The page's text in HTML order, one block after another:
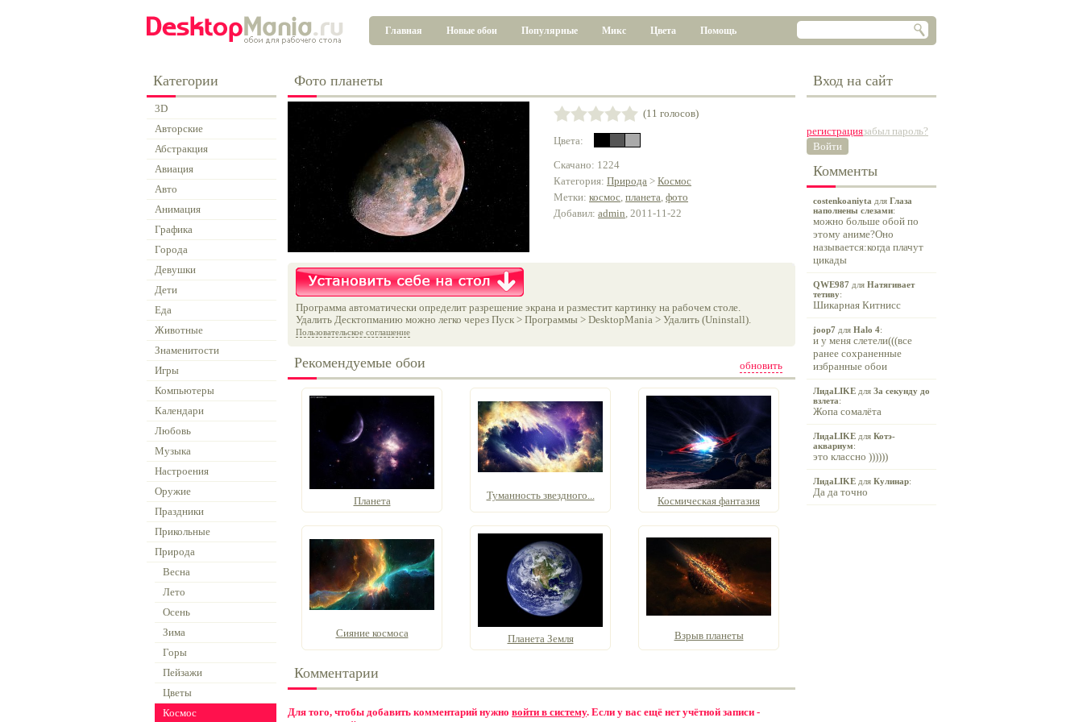
Главная Новые обои Популярные Микс Цвета Помощь
Категории
3D
Авторские
Абстракция
Авиация
Авто
Анимация
Графика
Города
Девушки
Дети
Еда
Животные
Знаменитости
Игры
Компьютеры
Календари
Любовь
Музыка
Настроения
Оружие
Праздники
Прикольные
Природа
Весна
Лето
Осень
Зима
Горы
Пейзажи
Цветы
Космос
Фото планеты
(11 голосов)
Цвета:
Скачано: 1224
Категория: Природа > Космос
Метки: космос, планета, фото
Добавил: admin, 2011-11-22
Программа автоматически определит разрешение экрана и разместит картинку на рабочем столе.
Удалить Десктопманию можно легко через Пуск > Программы > DesktopMania > Удалить (Uninstall).
Пользовательское соглашение
обновить
Рекомендуемые обои
Планета Туманность звездного... Космическая фантазия
Сияние космоса Планета Земля Взрыв планеты
Комментарии
Для того, чтобы добавить комментарий нужно войти в систему. Если у вас ещё нет учётной записи -
Вход на сайт
регистрациязабыл пароль?
Войти
Комменты
costenkoaniyta для Глаза
наполнены слезами:
можно больше обой по
этому аниме?Оно
называется:когда плачут
цикады
QWE987 для Натягивает
тетиву:
Шикарная Китнисс
joop7 для Halo 4:
и у меня слетели(((все
ранее сохраненные
избранные обои
ЛидаLIKE для За секунду до
взлета:
Жопа сомалёта
ЛидаLIKE для Котэ-
аквариум:
это классно ))))))
ЛидаLIKE для Кулинар:
Да да точно